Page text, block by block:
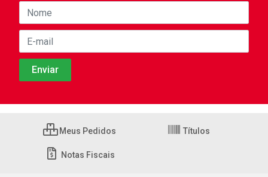
Meus Pedidos Títulos
Notas Fiscais